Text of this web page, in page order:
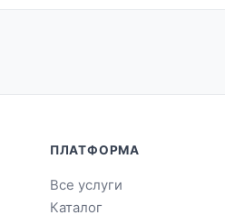
ПЛАТФОРМА
Все услуги
Каталог